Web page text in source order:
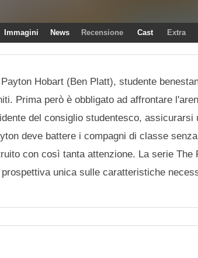
Immagini News Recensione Cast Extra
Hobart (Ben Platt), studente
Prima però è obbligato ad affrontare
del consiglio studentesco,
deve battere i compagni di classe
con così tanta attenzione. La serie
unica sulle caratteristiche